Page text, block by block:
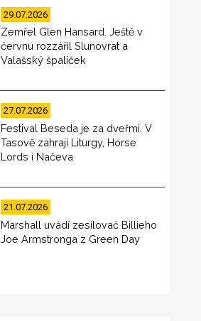
29.07.2026
Zemřel Glen Hansard. Ještě v
červnu rozzářil Slunovrat a
Valašský špalíček
27.07.2026
Festival Beseda je za dveřmi. V
Tasově zahrají Liturgy, Horse
Lords i Načeva
21.07.2026
Marshall uvádí zesilovač Billieho
Joe Armstronga z Green Day